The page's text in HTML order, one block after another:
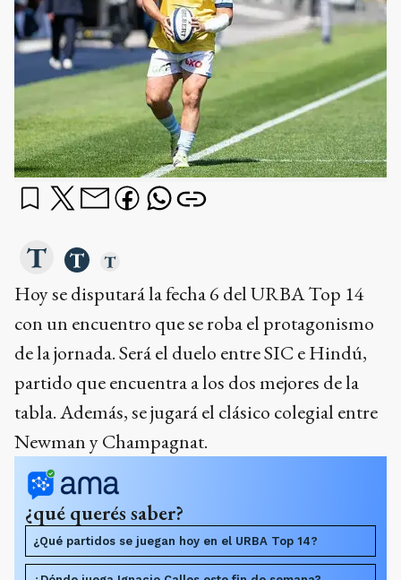
Hoy se disputará la fecha 6 del URBA Top 14
con un encuentro que se roba el protagonismo
de la jornada. Será el duelo entre SIC e Hindú,
partido que encuentra a los dos mejores de la
tabla. Además, se jugará el clásico colegial entre
Newman y Champagnat.
¿qué querés saber?
¿Qué partidos se juegan hoy en el URBA Top 14?